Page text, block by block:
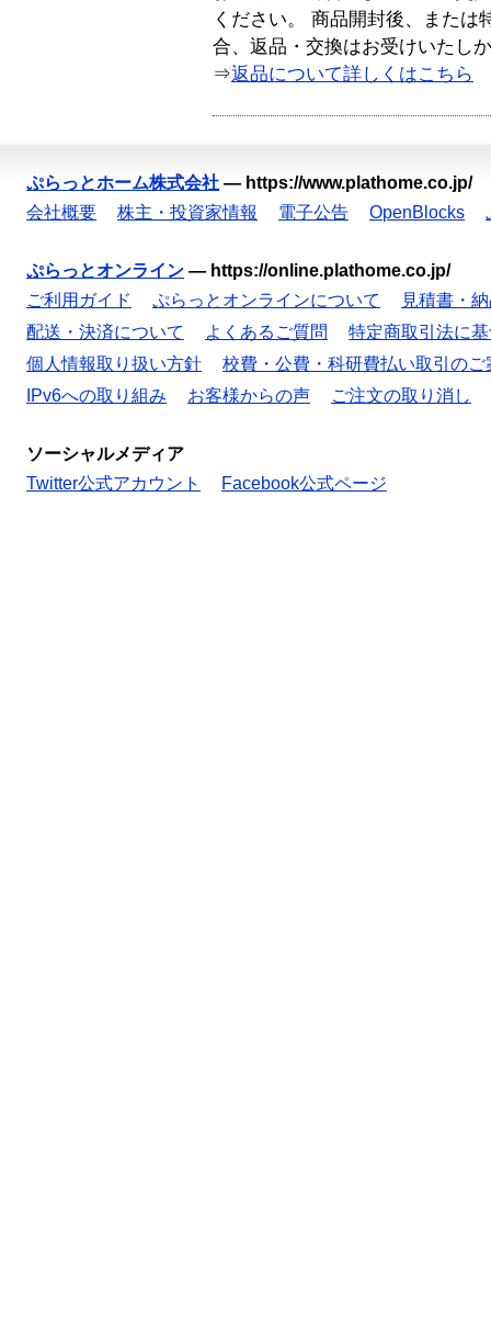
ください。 商品開封後、または
合、返品・交換はお受けいたし
⇒返品について詳しくはこちら
ぷらっとホーム株式会社 — https://www.plathome.co.jp/
会社概要
株主・投資家情報 電子公告 OpenBlocks
ぷらっとオンライン — https://online.plathome.co.jp/
ご利用ガイド
ぷらっとオンラインについて
見積書・
配送・決済について
よくあるご質問
特定商取引法に
個人情報取り扱い方針
校費・公費・科研費払い取引のご
IPv6への取り組み
お客様からの声 ご注文の取り消し
ソーシャルメディア
Twitter公式アカウント
Facebook公式ページ